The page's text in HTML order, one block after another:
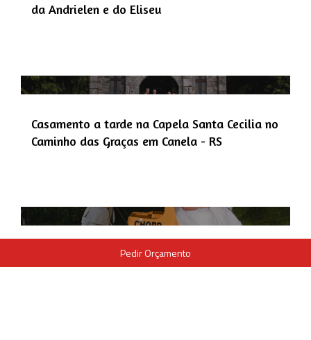
da Andrielen e do Eliseu
Casamento a tarde na Capela Santa Cecilia no
Caminho das Graças em Canela - RS
Casamento na beira do lago no sábado a
tarde na Villa Florida em São Jerõnimo - RS
Pedir Orçamento